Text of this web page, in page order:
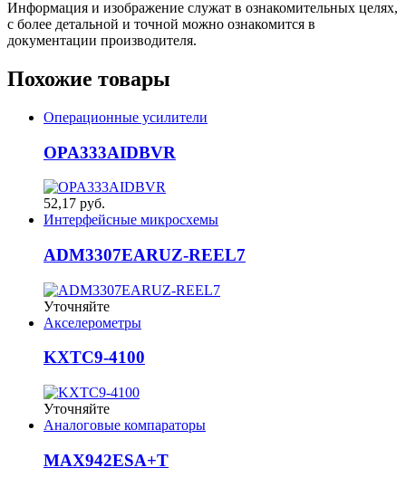
Информация и изображение служат в ознакомительных целях,
с более детальной и точной можно ознакомится в
документации производителя.
Похожие товары
Операционные усилители
OPA333AIDBVR
52,17 руб.
Интерфейсные микросхемы
ADM3307EARUZ-REEL7
Уточняйте
Акселерометры
KXTC9-4100
Уточняйте
Аналоговые компараторы
MAX942ESA+T